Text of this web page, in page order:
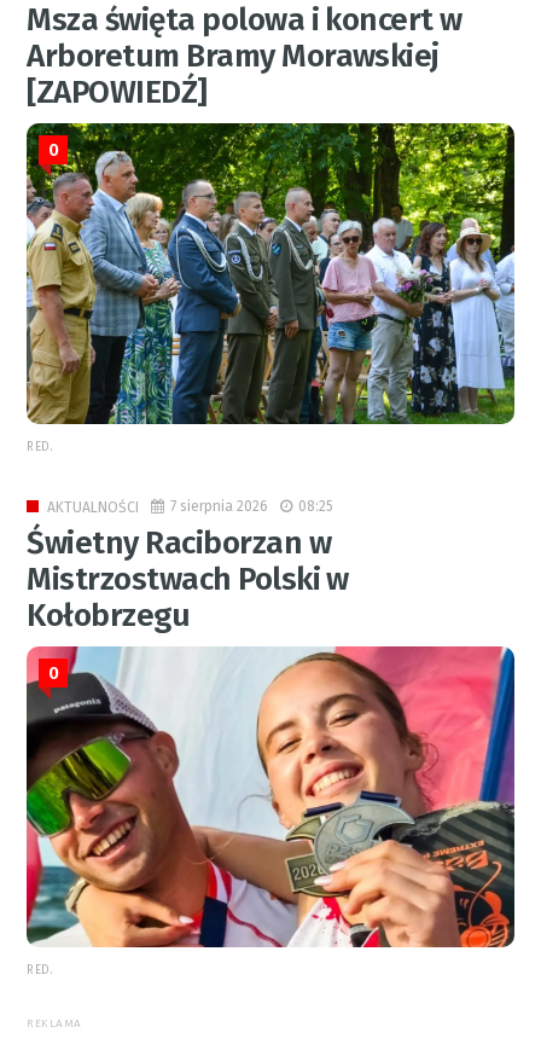
Msza święta polowa i koncert w
Arboretum Bramy Morawskiej
[ZAPOWIEDŹ]
0
RED.
AKTUALNOŚCI 7 sierpnia 2026 08:25
Świetny Raciborzan w
Mistrzostwach Polski w
Kołobrzegu
0
RED.
REKLAMA